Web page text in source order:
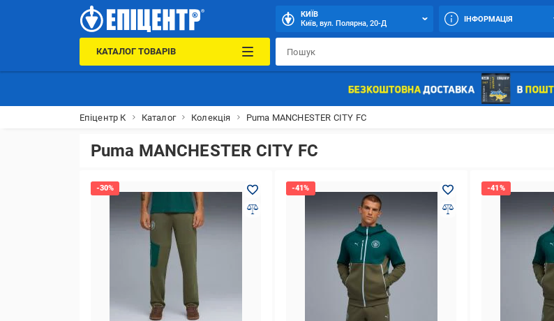
КИЇВ
Київ, вул. Полярна, 20-Д
ІНФОРМАЦІЯ
КАТАЛОГ ТОВАРІВ
Епіцентр К Каталог Колекція Puma MANCHESTER CITY FC
Puma MANCHESTER CITY FC